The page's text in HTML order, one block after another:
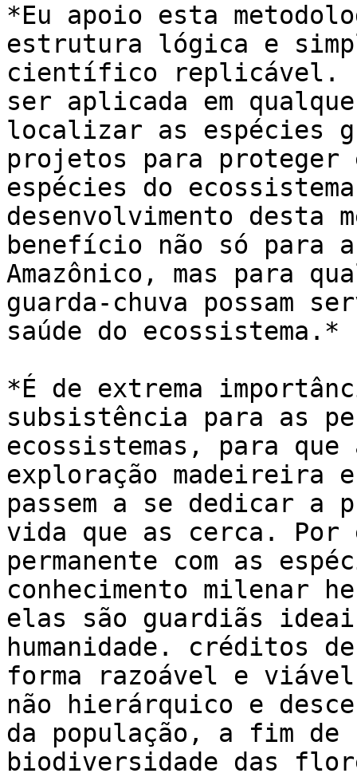
*Eu apoio esta
estrutura lógica e
científico replicável.
ser aplicada em
localizar as espécies
projetos para proteger
espécies do
desenvolvimento desta
benefício não só para a
Amazônico, mas para
guarda-chuva possam
saúde do ecossistema.*
*É de extrema
subsistência para as
ecossistemas, para que
exploração madeireira
passem a se dedicar
vida que as cerca. Por
permanente com as
conhecimento milenar
elas são guardiãs
humanidade. créditos
forma razoável e
não hierárquico e
da população, a fim
biodiversidade das